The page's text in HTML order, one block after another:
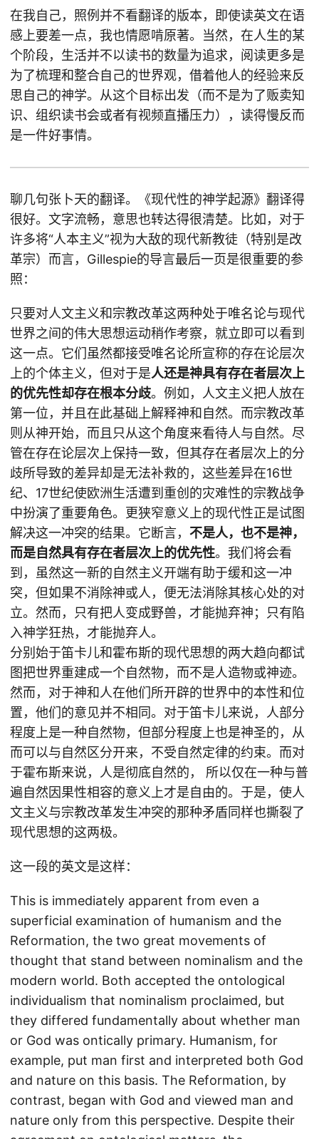
在我自己，照例并不看翻译的版本，即使读英文在语
感上要差一点，我也情愿啃原著。当然，在人生的某
个阶段，生活并不以读书的数量为追求，阅读更多是
为了梳理和整合自己的世界观，借着他人的经验来反
思自己的神学。从这个目标出发（而不是为了贩卖知
识、组织读书会或者有视频直播压力），读得慢反而
是一件好事情。
聊几句张卜天的翻译。《现代性的神学起源》翻译得
很好。文字流畅，意思也转达得很清楚。比如，对于
许多将“人本主义”视为大敌的现代新教徒（特别是改
革宗）而言，Gillespie的导言最后一页是很重要的参
照：
只要对人文主义和宗教改革这两种处于唯名论与现代
世界之间的伟大思想运动稍作考察，就立即可以看到
这一点。它们虽然都接受唯名论所宣称的存在论层次
上的个体主义，但对于是人还是神具有存在者层次上
的优先性却存在根本分歧。例如，人文主义把人放在
第一位，并且在此基础上解释神和自然。而宗教改革
则从神开始，而且只从这个角度来看待人与自然。尽
管在存在论层次上保持一致，但其存在者层次上的分
歧所导致的差异却是无法补救的，这些差异在16世
纪、17世纪使欧洲生活遭到重创的灾难性的宗教战争
中扮演了重要角色。更狭窄意义上的现代性正是试图
解决这一冲突的结果。它断言， 不是人，也不是神，
而是自然具有存在者层次上的优先性。我们将会看
到，虽然这一新的自然主义开端有助于缓和这一冲
突，但如果不消除神或人，便无法消除其核心处的对
立。然而，只有把人变成野兽，才能抛弃神；只有陷
入神学狂热，才能抛弃人。
分别始于笛卡儿和霍布斯的现代思想的两大趋向都试
图把世界重建成一个自然物，而不是人造物或神迹。
然而，对于神和人在他们所开辟的世界中的本性和位
置，他们的意见并不相同。对于笛卡儿来说，人部分
程度上是一种自然物，但部分程度上也是神圣的，从
而可以与自然区分开来，不受自然定律的约束。而对
于霍布斯来说，人是彻底自然的， 所以仅在一种与普
遍自然因果性相容的意义上才是自由的。于是，使人
文主义与宗教改革发生冲突的那种矛盾同样也撕裂了
现代思想的这两极。
这一段的英文是这样：
This is immediately apparent from even a
superficial examination of humanism and the
Reformation, the two great movements of
thought that stand between nominalism and the
modern world. Both accepted the ontological
individualism that nominalism proclaimed, but
they differed fundamentally about whether man
or God was ontically primary. Humanism, for
example, put man first and interpreted both God
and nature on this basis. The Reformation, by
contrast, began with God and viewed man and
nature only from this perspective. Despite their